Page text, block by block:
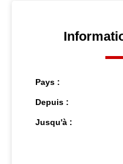
Pays :
Depuis :
Jusqu'à :